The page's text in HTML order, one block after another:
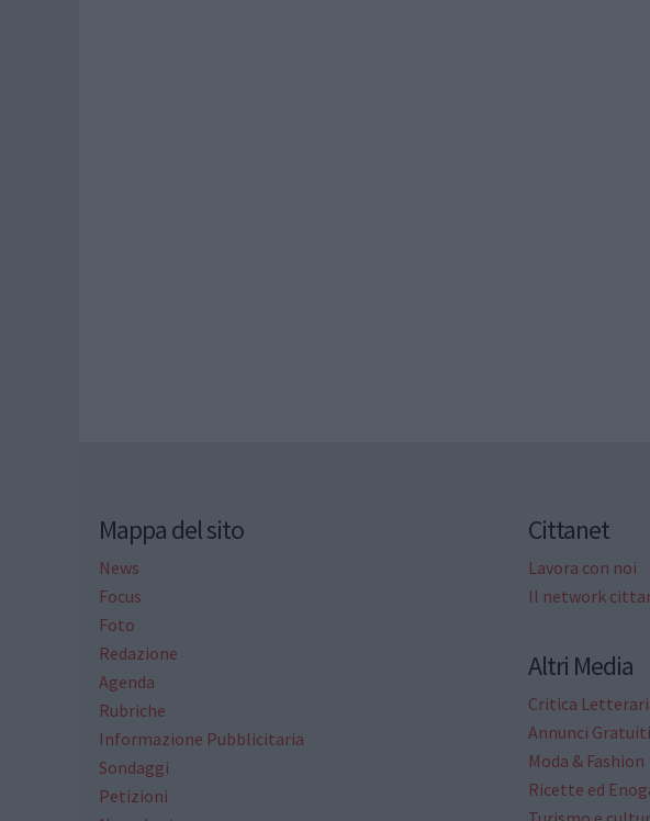
Mappa del sito
News
Focus
Foto
Redazione
Agenda
Rubriche
Informazione Pubblicitaria
Sondaggi
Petizioni
Cittanet
Lavora con noi
Il network
Altri Media
Critica
Annunci Gratuiti
Moda & Fashion
Ricette ed